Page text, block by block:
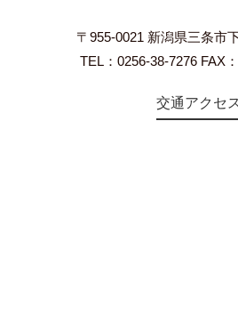
〒955-0021 新潟県三条市
TEL：0256-38-7276 FAX
交通アクセ